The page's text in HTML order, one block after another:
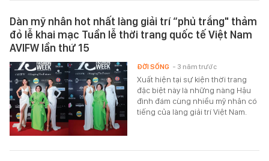
Dàn mỹ nhân hot nhất làng giải trí “phủ trắng" thảm
đỏ lễ khai mạc Tuần lễ thời trang quốc tế Việt Nam
AVIFW lần thứ 15
Xuất hiện tại sự kiện thời trang
đặc biệt này là những nàng Hậu
đình đám cùng nhiều mỹ nhân có
tiếng của làng giải trí Việt Nam.
ĐỜI SỐNG - 3 năm trước